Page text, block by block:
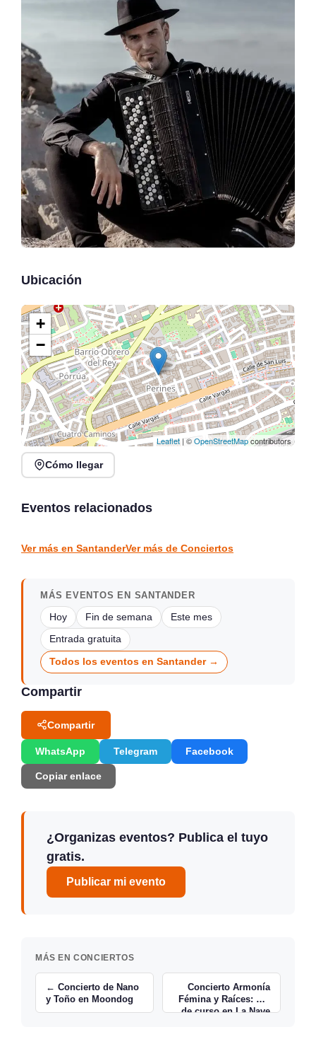
Ubicación
+
−
Leaflet | ©OpenStreetMapcontributors
Cómo llegar
Eventos relacionados
Recital de trompeta,
Santander
Ver más en SantanderVer más de Conciertos
MÁS EVENTOS EN SANTANDER
Hoy Fin de semana Este mes
Entrada gratuita
Todos los eventos en Santander →
Compartir
Compartir
WhatsApp Telegram Facebook
Copiar enlace
¿Organizas eventos? Publica el tuyo
gratis.
Publicar mi evento
MÁS EN CONCIERTOS
← Concierto de Nano
y Toño en Moondog
Concierto Armonía
Fémina y Raíces: Fin
de curso en La Nave